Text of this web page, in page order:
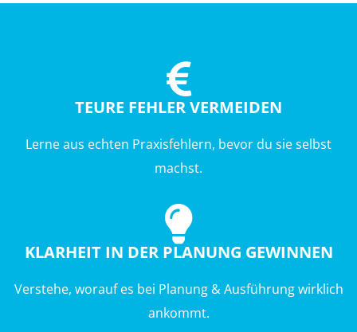
TEURE FEHLER VERMEIDEN
Lerne aus echten Praxisfehlern, bevor du sie selbst
machst.
KLARHEIT IN DER PLANUNG GEWINNEN
Verstehe, worauf es bei Planung & Ausführung wirklich
ankommt.